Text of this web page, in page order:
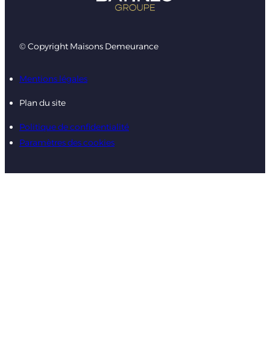
© Copyright Maisons Demeurance
Mentions légales
Plan du site
Politique de confidentialité
Paramètres des cookies